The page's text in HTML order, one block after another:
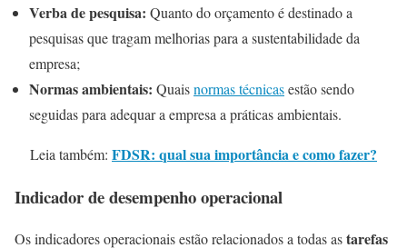
Verba de pesquisa: Quanto do orçamento é destinado a
pesquisas que tragam melhorias para a sustentabilidade da
empresa;
Normas ambientais: Quaisnormas técnicasestão sendo
seguidas para adequar a empresa a práticas ambientais.
Leia também: FDSR: qual sua importância e como fazer?
Indicador de desempenho operacional
Os indicadores operacionais estão relacionados a todas astarefas